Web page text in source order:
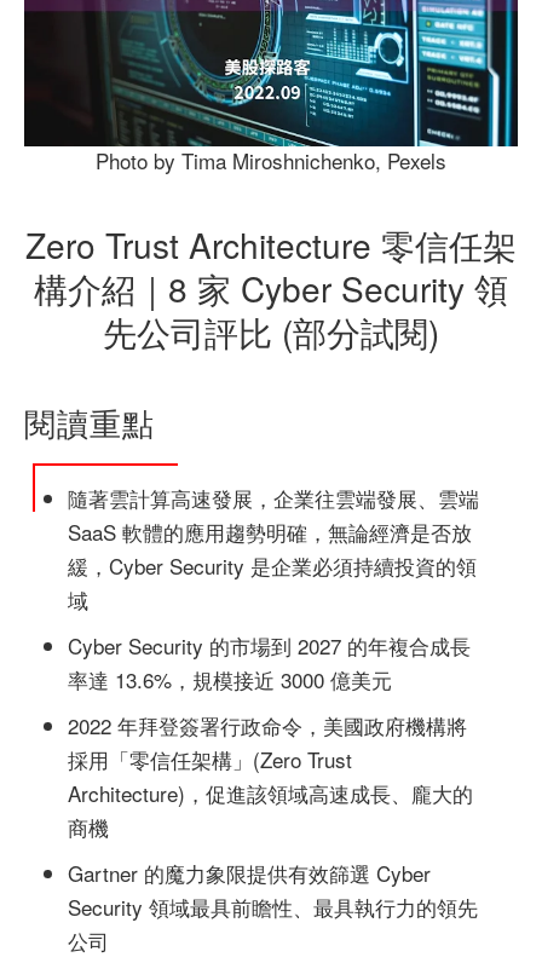
Photo by Tima Miroshnichenko, Pexels
Zero Trust Architecture 零信任架
構介紹｜8 家 Cyber Security 領
先公司評比 (部分試閱)
閱讀重點
隨著雲計算高速發展，企業往雲端發展、雲端
SaaS 軟體的應用趨勢明確，無論經濟是否放
緩，Cyber Security 是企業必須持續投資的領
域
Cyber Security 的市場到 2027 的年複合成長
率達 13.6%，規模接近 3000 億美元
2022 年拜登簽署行政命令，美國政府機構將
採用「零信任架構」(Zero Trust
Architecture)，促進該領域高速成長、龐大的
商機
Gartner 的魔力象限提供有效篩選 Cyber
Security 領域最具前瞻性、最具執行力的領先
公司